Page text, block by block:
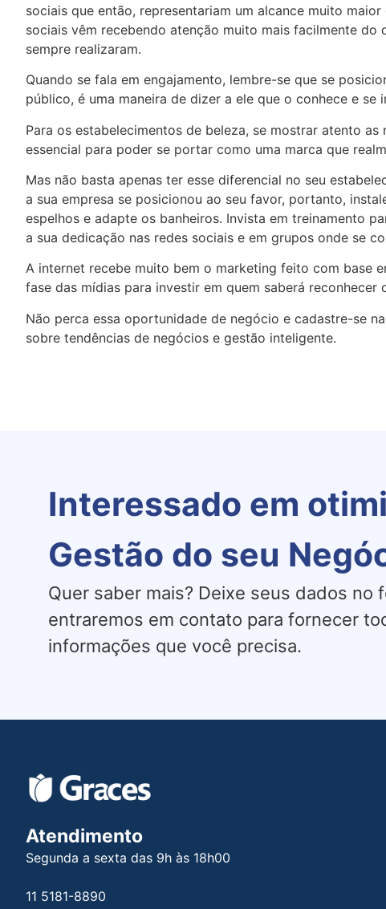
sociais que então, representariam um alcance muito
sociais vêm recebendo atenção muito mais facilmente
sempre realizaram.
Quando se fala em engajamento, lembre-se que se
público, é uma maneira de dizer a ele que o conhece e se
Para os estabelecimentos de beleza, se mostrar atento
essencial para poder se portar como uma marca que
Mas não basta apenas ter esse diferencial no seu
a sua empresa se posicionou ao seu favor, portanto,
espelhos e adapte os banheiros. Invista em treinamento
a sua dedicação nas redes sociais e em grupos onde se
A internet recebe muito bem o marketing feito com base
fase das mídias para investir em quem saberá reconhecer
Não perca essa oportunidade de negócio e cadastre-se
sobre tendências de negócios e gestão inteligente.
Interessado em
Gestão do seu
Quer saber mais? Deixe seus dados no
entraremos em contato para fornecer
informações que você precisa.
Atendimento
Segunda a sexta das 9h às 18h00
11 5181-8890